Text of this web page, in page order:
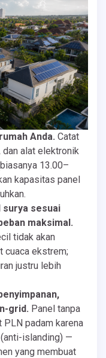
Anda. Catat
dan alat elektronik
13.00–
kapasitas panel
surya sesuai
maksimal.
tidak akan
cuaca ekstrem;
justru lebih
grid. Panel tanpa
padam karena
islanding) —
yang membuat